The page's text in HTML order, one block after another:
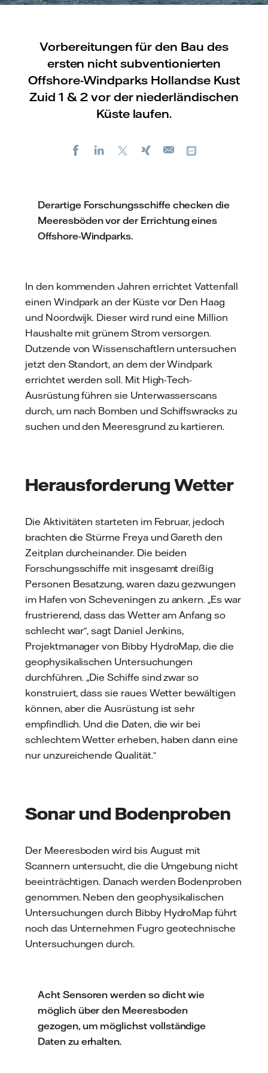
Vorbereitungen für den Bau des
ersten nicht subventionierten
Offshore-Windparks Hollandse Kust
Zuid 1 & 2 vor der niederländischen
Küste laufen.
FacebookLinkedIn Xing
E-
Derartige Forschungsschiffe checken die
Meeresböden vor der Errichtung eines
Offshore-Windparks.
In den kommenden Jahren errichtet Vattenfall
einen Windpark an der Küste vor Den Haag
und Noordwijk. Dieser wird rund eine Million
Haushalte mit grünem Strom versorgen.
Dutzende von Wissenschaftlern untersuchen
jetzt den Standort, an dem der Windpark
errichtet werden soll. Mit High-Tech-
Ausrüstung führen sie Unterwasserscans
durch, um nach Bomben und Schiffswracks zu
suchen und den Meeresgrund zu kartieren.
Herausforderung Wetter
Die Aktivitäten starteten im Februar, jedoch
brachten die Stürme Freya und Gareth den
Zeitplan durcheinander. Die beiden
Forschungsschiffe mit insgesamt dreißig
Personen Besatzung, waren dazu gezwungen
im Hafen von Scheveningen zu ankern. „Es war
frustrierend, dass das Wetter am Anfang so
schlecht war“, sagt Daniel Jenkins,
Projektmanager von Bibby HydroMap, die die
geophysikalischen Untersuchungen
durchführen. „Die Schiffe sind zwar so
konstruiert, dass sie raues Wetter bewältigen
können, aber die Ausrüstung ist sehr
empfindlich. Und die Daten, die wir bei
schlechtem Wetter erheben, haben dann eine
nur unzureichende Qualität.“
Sonar und Bodenproben
Der Meeresboden wird bis August mit
Scannern untersucht, die die Umgebung nicht
beeinträchtigen. Danach werden Bodenproben
genommen. Neben den geophysikalischen
Untersuchungen durch Bibby HydroMap führt
noch das Unternehmen Fugro geotechnische
Untersuchungen durch.
Acht Sensoren werden so dicht wie
möglich über den Meeresboden
gezogen, um möglichst vollständige
Daten zu erhalten.